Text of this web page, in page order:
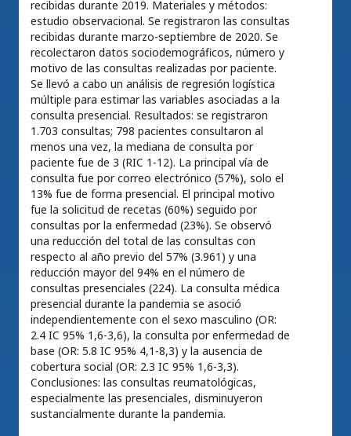
recibidas durante 2019. Materiales y métodos:
estudio observacional. Se registraron las consultas
recibidas durante marzo-septiembre de 2020. Se
recolectaron datos sociodemográficos, número y
motivo de las consultas realizadas por paciente.
Se llevó a cabo un análisis de regresión logística
múltiple para estimar las variables asociadas a la
consulta presencial. Resultados: se registraron
1.703 consultas; 798 pacientes consultaron al
menos una vez, la mediana de consulta por
paciente fue de 3 (RIC 1-12). La principal vía de
consulta fue por correo electrónico (57%), solo el
13% fue de forma presencial. El principal motivo
fue la solicitud de recetas (60%) seguido por
consultas por la enfermedad (23%). Se observó
una reducción del total de las consultas con
respecto al año previo del 57% (3.961) y una
reducción mayor del 94% en el número de
consultas presenciales (224). La consulta médica
presencial durante la pandemia se asoció
independientemente con el sexo masculino (OR:
2.4 IC 95% 1,6-3,6), la consulta por enfermedad de
base (OR: 5.8 IC 95% 4,1-8,3) y la ausencia de
cobertura social (OR: 2.3 IC 95% 1,6-3,3).
Conclusiones: las consultas reumatológicas,
especialmente las presenciales, disminuyeron
sustancialmente durante la pandemia.